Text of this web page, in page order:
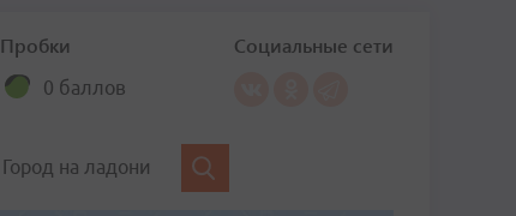
Пробки
0 баллов
Социальные сети
Город на ладони